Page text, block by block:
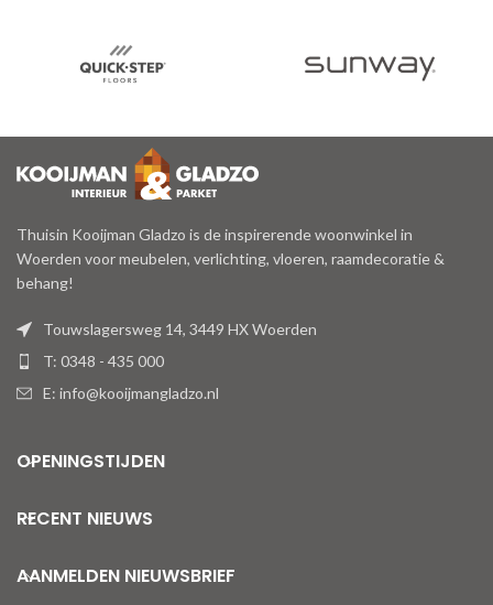
Thuisin Kooijman Gladzo is de inspirerende woonwinkel in
Woerden voor meubelen, verlichting, vloeren, raamdecoratie &
behang!
Touwslagersweg 14, 3449 HX Woerden
T: 0348 - 435 000
E: info@kooijmangladzo.nl
OPENINGSTIJDEN
RECENT NIEUWS
AANMELDEN NIEUWSBRIEF